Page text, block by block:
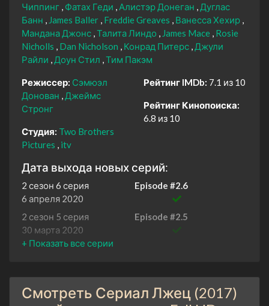
Чиппинг Фатах Геди Алистэр Донеган
Дуглас
Банн
James Baller Freddie Greaves
Ванесса Хехир
Мандана Джонс Талита Линдо James Mace Rosie
Nicholls
Dan Nicholson Конрад Питерс
Джули
Райли
Доун Стил Тим Пакэм
Режиссер: Сэмюэл
Донован
Джеймс
Стронг
Студия: Two Brothers
Pictures
itv
Рейтинг IMDb: 7.1 из 10
Рейтинг Кинопоиска:
6.8 из 10
Дата выхода новых серий:
2 сезон 6 серия
Episode #2.6
6 апреля 2020
2 сезон 5 серия
Episode #2.5
30 марта 2020
2 сезон 4 серия
2 сезон 3 серия
Episode #2.3
16 марта 2020
Смотреть Сериал Лжец (2017)